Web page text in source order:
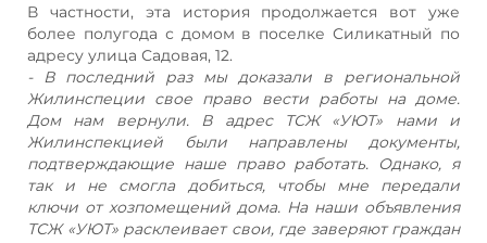
В частности, эта история продолжается вот уже
более полугода с домом в поселке Силикатный по
адресу улица Садовая, 12.
- В последний раз мы доказали в региональной
Жилинспеции свое право вести работы на доме.
Дом нам вернули. В адрес ТСЖ «УЮТ» нами и
Жилинспекцией были направлены документы,
подтверждающие наше право работать. Однако, я
так и не смогла добиться, чтобы мне передали
ключи от хозпомещений дома. На наши объявления
ТСЖ «УЮТ» расклеивает свои, где заверяют граждан